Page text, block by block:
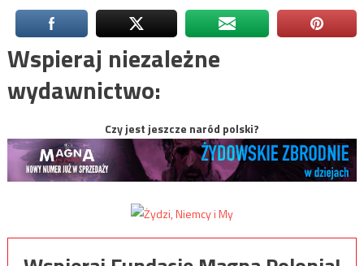
Wspieraj niezależne
wydawnictwo:
Czy jest jeszcze naród polski?